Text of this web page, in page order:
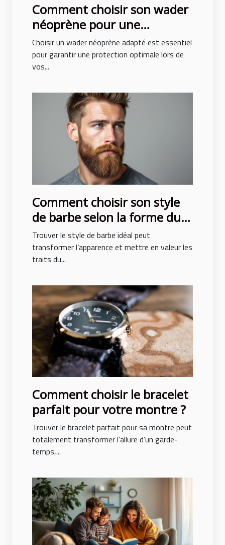
Comment choisir son wader
néoprène pour une
protection optimale ?
Choisir un wader néoprène adapté est essentiel
pour garantir une protection optimale lors de
vos...
Comment choisir son style
de barbe selon la forme du
visage ?
Trouver le style de barbe idéal peut
transformer l’apparence et mettre en valeur les
traits du...
Comment choisir le bracelet
parfait pour votre montre ?
Trouver le bracelet parfait pour sa montre peut
totalement transformer l’allure d’un garde-
temps,...